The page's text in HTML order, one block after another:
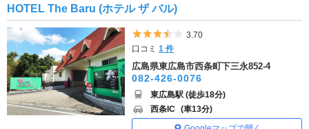
HOTEL The Baru (ホテル ザ バル)
5つ星のうち3.5
3.70
口コミ1 件
広島県東広島市西条町下三永852-4
082-426-0076
東広島駅 (徒歩18分)
西条IC (車13分)